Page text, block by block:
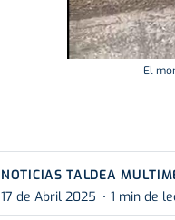
El
NOTICIAS TALDEA
17 de Abril 2025
1 min de